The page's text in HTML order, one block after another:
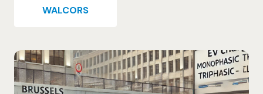
WALCORS